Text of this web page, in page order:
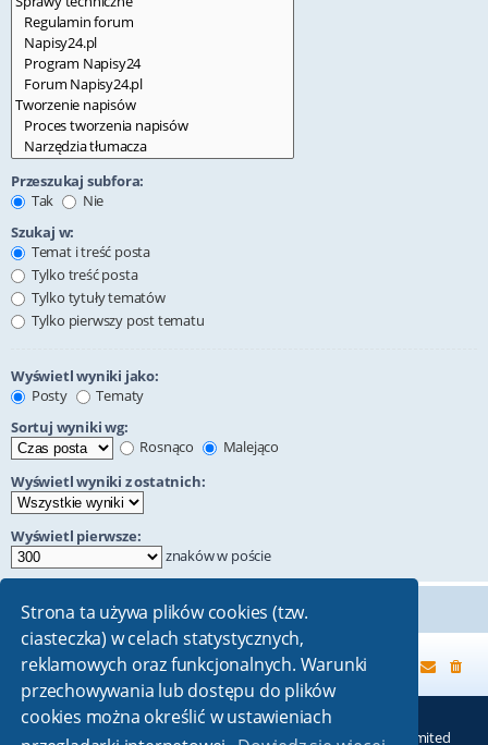
Strona ta używa plików cookies (tzw.
ciasteczka) w celach statystycznych,
reklamowych oraz funkcjonalnych. Warunki
przechowywania lub dostępu do plików
cookies można określić w ustawieniach
Przeszukaj subfora:
Tak
Nie
Szukaj w:
Temat i treść posta
Tylko treść posta
Tylko tytuły tematów
Tylko pierwszy post tematu
Wyświetl wyniki jako:
Posty
Tematy
Sortuj wyniki wg:
Rosnąco
Malejąco
Wyświetl wyniki z ostatnich:
Wyświetl pierwsze:
znaków w poście
Strona główna
Technologię dostarcza phpBB® Forum Software © phpBB Limited